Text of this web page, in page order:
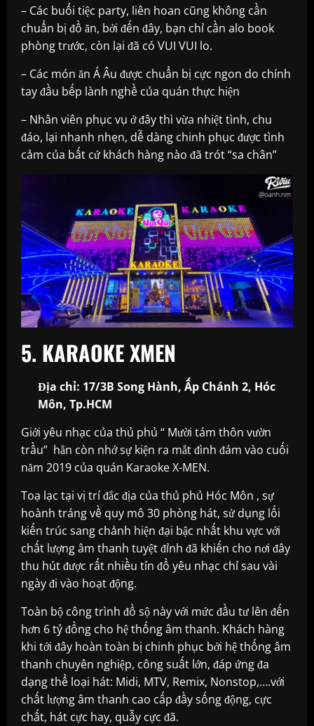
– Các buổi tiệc party, liên hoan cũng không cần
chuẩn bị đồ ăn, bởi đến đây, bạn chỉ cần alo book
phòng trước, còn lại đã có VUI VUI lo.
– Các món ăn Á Âu được chuẩn bị cực ngon do chính
tay đầu bếp lành nghề của quán thực hiện
– Nhân viên phục vụ ở đây thì vừa nhiệt tình, chu
đáo, lại nhanh nhẹn, dễ dàng chinh phục được tình
cảm của bất cứ khách hàng nào đã trót “sa chân”
5. KARAOKE XMEN
Địa chỉ: 17/3B Song Hành, Ấp Chánh 2, Hóc
Môn, Tp.HCM
Giới yêu nhạc của thủ phủ “ Mười tám thôn vườn
trầu” hẳn còn nhớ sự kiện ra mắt đình đám vào cuối
năm 2019 của quán Karaoke X-MEN.
Toạ lạc tại vị trí đắc địa của thủ phủ Hóc Môn , sự
hoành tráng về quy mô 30 phòng hát, sử dụng lối
kiến trúc sang chảnh hiện đại bậc nhất khu vực với
chất lượng âm thanh tuyệt đỉnh đã khiến cho nơi đây
thu hút được rất nhiều tín đồ yêu nhạc chỉ sau vài
ngày đi vào hoạt động.
Toàn bộ công trình đồ sộ này với mức đầu tư lên đến
hơn 6 tỷ đồng cho hệ thống âm thanh. Khách hàng
khi tới đây hoàn toàn bị chinh phục bởi hệ thống âm
thanh chuyên nghiệp, công suất lớn, đáp ứng đa
dạng thể loại hát: Midi, MTV, Remix, Nonstop,….với
chất lượng âm thanh cao cấp đầy sống động, cực
chất, hát cực hay, quẫy cực đã.